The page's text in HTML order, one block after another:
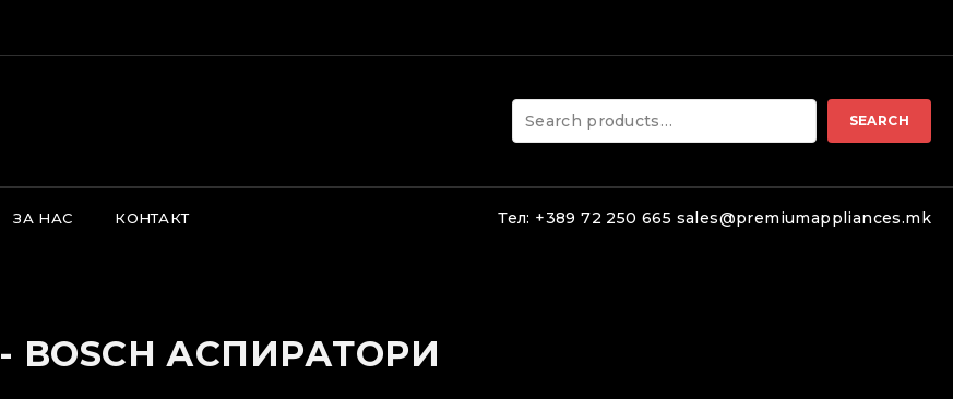
Search
for:
SEARCH
ЗА НАС КОНТАКТ Тел: +389 72 250 665 sales@premiumappliances.mk
- BOSCH АСПИРАТОРИ